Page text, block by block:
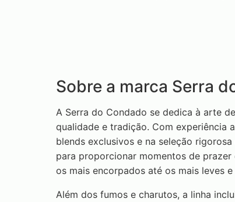
Sobre a marca Serra
A Serra do Condado se dedica à arte
qualidade e tradição. Com experiência
blends exclusivos e na seleção
para proporcionar momentos de
os mais encorpados até os mais leves
Além dos fumos e charutos, a linha